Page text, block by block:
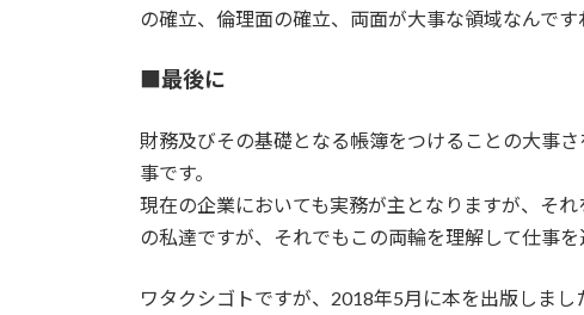
の確立、倫理面の確立、両面が大事な領域なんです
■最後に
財務及びその基礎となる帳簿をつけることの大事
事です。
現在の企業においても実務が主となりますが、そ
の私達ですが、それでもこの両輪を理解して仕事
ワタクシゴトですが、2018年5月に本を出版しまし